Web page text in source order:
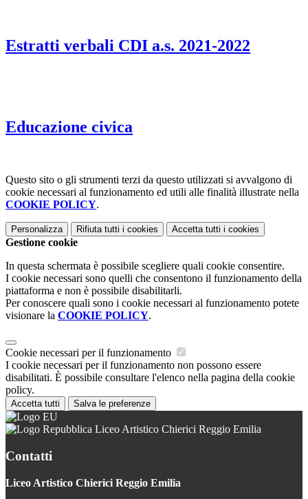
Estratti verbali CDI a.s. 2021-2022
Educazione civica
Questo sito o gli strumenti terzi da questo utilizzati si avvalgono di
cookie necessari al funzionamento ed utili alle finalità illustrate nella
COOKIE POLICY.
Personalizza Rifiuta tutti i cookies Accetta tutti i cookies
Gestione cookie
In questa schermata è possibile scegliere quali cookie consentire.
I cookie necessari sono quelli che consentono il funzionamento della
piattaforma e non è possibile disabilitarli.
Per conoscere quali sono i cookie necessari al funzionamento potete
visionare la COOKIE POLICY.
Cookie necessari per il funzionamento
I cookie necessari per il funzionamento non possono essere
disabilitati. È possibile consultare l'elenco nella pagina della cookie
policy.
Accetta tutti Salva le preferenze
Liceo Artistico Chierici Reggio Emilia
Contatti
Liceo Artistico Chierici Reggio Emilia